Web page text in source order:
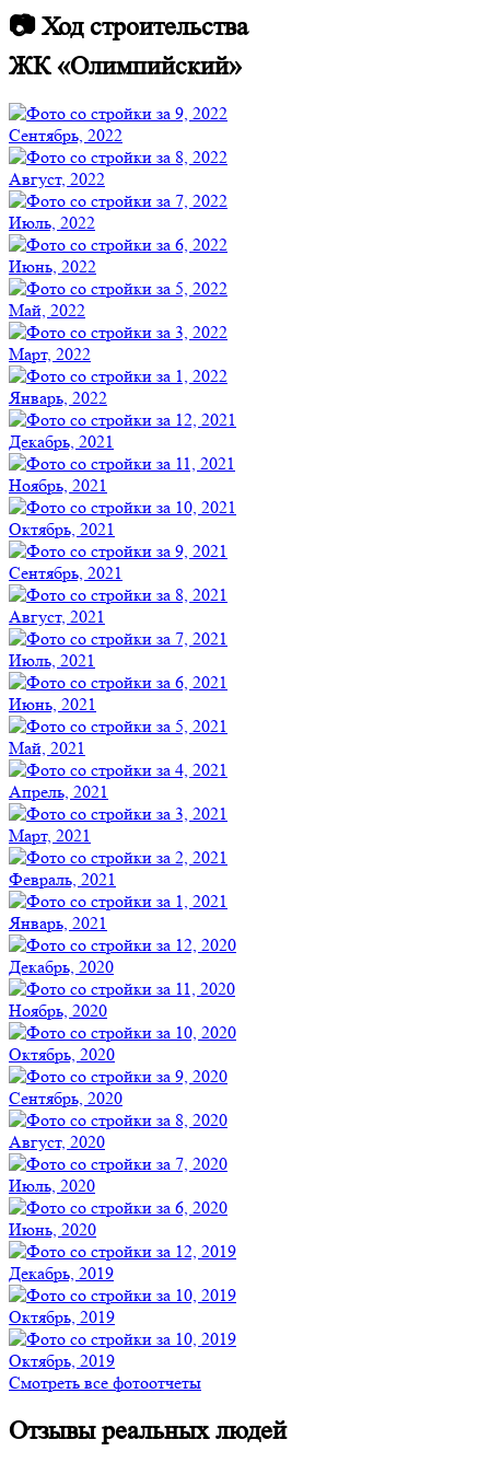
📷 Ход строительства
ЖК «Олимпийский»
Сентябрь, 2022
Август, 2022
Июль, 2022
Июнь, 2022
Май, 2022
Март, 2022
Январь, 2022
Декабрь, 2021
Ноябрь, 2021
Октябрь, 2021
Сентябрь, 2021
Август, 2021
Июль, 2021
Июнь, 2021
Май, 2021
Апрель, 2021
Март, 2021
Февраль, 2021
Январь, 2021
Декабрь, 2020
Ноябрь, 2020
Октябрь, 2020
Сентябрь, 2020
Август, 2020
Июль, 2020
Июнь, 2020
Декабрь, 2019
Октябрь, 2019
Октябрь, 2019
Смотреть все фотоотчеты
Отзывы реальных людей